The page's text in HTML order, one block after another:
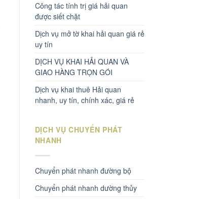
Công tác tính trị giá hải quan
được siết chặt
Dịch vụ mở tờ khai hải quan giá rẻ
uy tín
DỊCH VỤ KHAI HẢI QUAN VÀ
GIAO HÀNG TRỌN GÓI
Dịch vụ khai thuê Hải quan
nhanh, uy tín, chính xác, giá rẻ
DỊCH VỤ CHUYỂN PHÁT
NHANH
Chuyển phát nhanh đường bộ
Chuyển phát nhanh dường thủy